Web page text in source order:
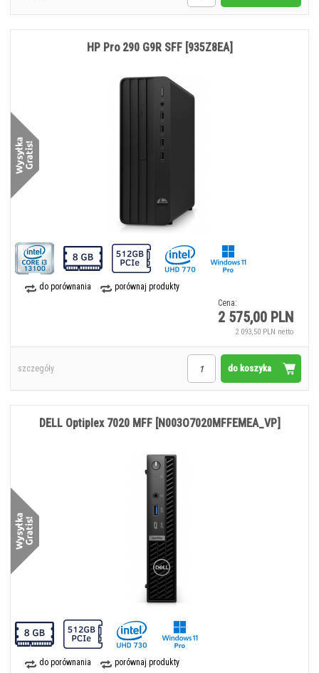
do porównania
porównaj produkty
Cena:
2 575,00 PLN
2 093,50 PLN netto
HP Pro 290 G9R SFF [935Z8EA]
do koszyka
szczegóły
do porównania
porównaj produkty
DELL Optiplex 7020 MFF [N003O7020MFFEMEA_VP]